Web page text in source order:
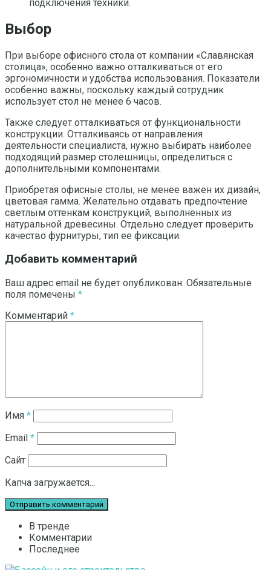
подключения техники.
Выбор
При выборе офисного стола от компании «Славянская
столица», особенно важно отталкиваться от его
эргономичности и удобства использования. Показатели
особенно важны, поскольку каждый сотрудник
использует стол не менее 6 часов.
Также следует отталкиваться от функциональности
конструкции. Отталкиваясь от направления
деятельности специалиста, нужно выбирать наиболее
подходящий размер столешницы, определиться с
дополнительными компонентами.
Приобретая офисные столы, не менее важен их дизайн,
цветовая гамма. Желательно отдавать предпочтение
светлым оттенкам конструкций, выполненных из
натуральной древесины. Отдельно следует проверить
качество фурнитуры, тип ее фиксации.
Добавить комментарий
Ваш адрес email не будет опубликован. Обязательные
поля помечены *
Комментарий *
Имя *
Email *
Сайт
Капча загружается...
В тренде
Комментарии
Последнее